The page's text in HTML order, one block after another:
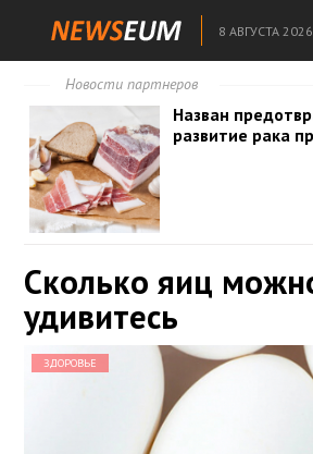
8 АВГУСТА
Новости партнеров
Назван
развитие рака
Сколько яиц
удивитесь
ЗДОРОВЬЕ